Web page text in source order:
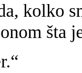
kolko
šta